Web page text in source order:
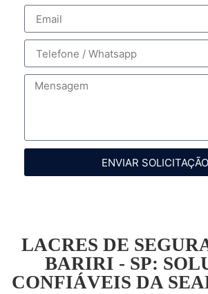
ENVIAR SOLICITAÇÃO
LACRES DE
BARIRI - SP:
CONFIÁVEIS DA